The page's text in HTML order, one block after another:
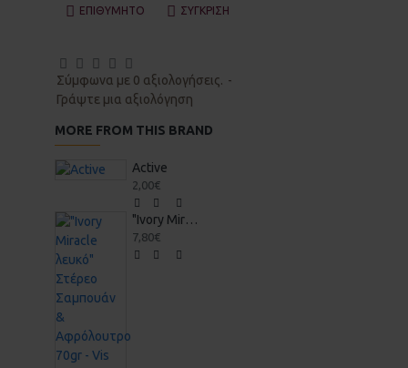
Σύμφωνα με 0 αξιολογήσεις. -
Γράψτε μια αξιολόγηση
ΕΠΙΘΥΜΗΤΌ ΣΎΓΚΡΙΣΗ
MORE FROM THIS BRAND
Active
2,00€
"Ivory Miracle λευκό" Στέρεο Σαμπουάν & Αφρόλουτρο 70gr - Vis Olivae
7,80€